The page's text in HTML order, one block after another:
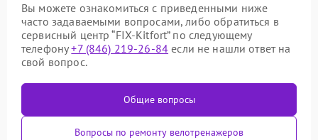
Вы можете ознакомиться с приведенными ниже
часто задаваемыми вопросами, либо обратиться в
сервисный центр “FIX-Kitfort” по следующему
телефону+7 (846) 219-26-84 если не нашли ответ на
свой вопрос.
Общие вопросы
Вопросы по ремонту велотренажеров